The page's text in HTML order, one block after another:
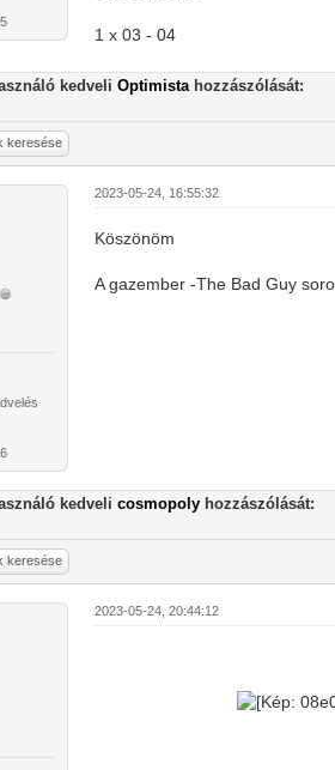
1 x 03 - 04
kedveliOptimistahozzászólását:
keresése
2023-05-24, 16:55:32
Köszönöm
A gazember -The Bad Guy
kedvelicosmopoly hozzászólását:
keresése
2023-05-24, 20:44:12